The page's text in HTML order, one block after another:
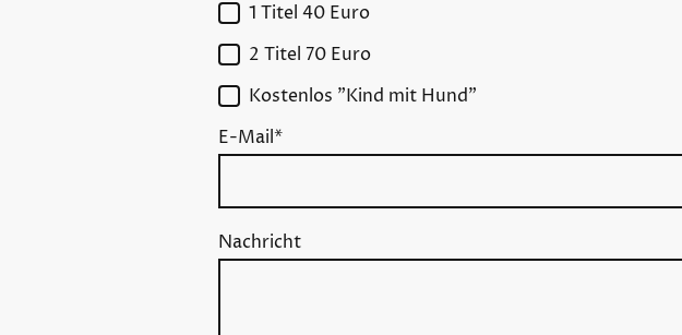
1 Titel 40 Euro
2 Titel 70 Euro
Kostenlos "Kind mit Hund"
E-Mail*
Nachricht